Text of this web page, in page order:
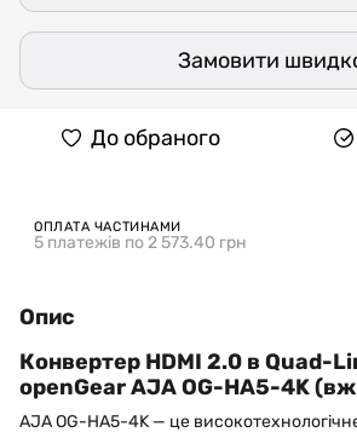
Замовити
До обраного
ОПЛАТА ЧАСТИНАМИ
5 платежів по 2 573.40 грн
Опис
Конвертер HDMI 2.0 в Quad-
openGear AJA OG-HA5-4K
AJA OG-HA5-4K — це